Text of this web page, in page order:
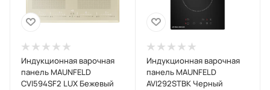
Индукционная варочная
панель MAUNFELD
CVI594SF2 LUX Бежевый
Индукционная варочная
панель MAUNFELD
AVI292STBK Черный